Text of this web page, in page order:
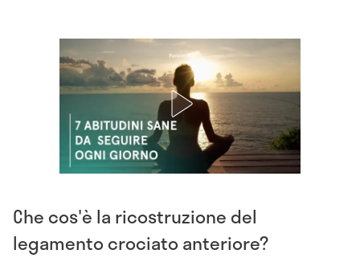
Che cos'è la ricostruzione del
legamento crociato anteriore?